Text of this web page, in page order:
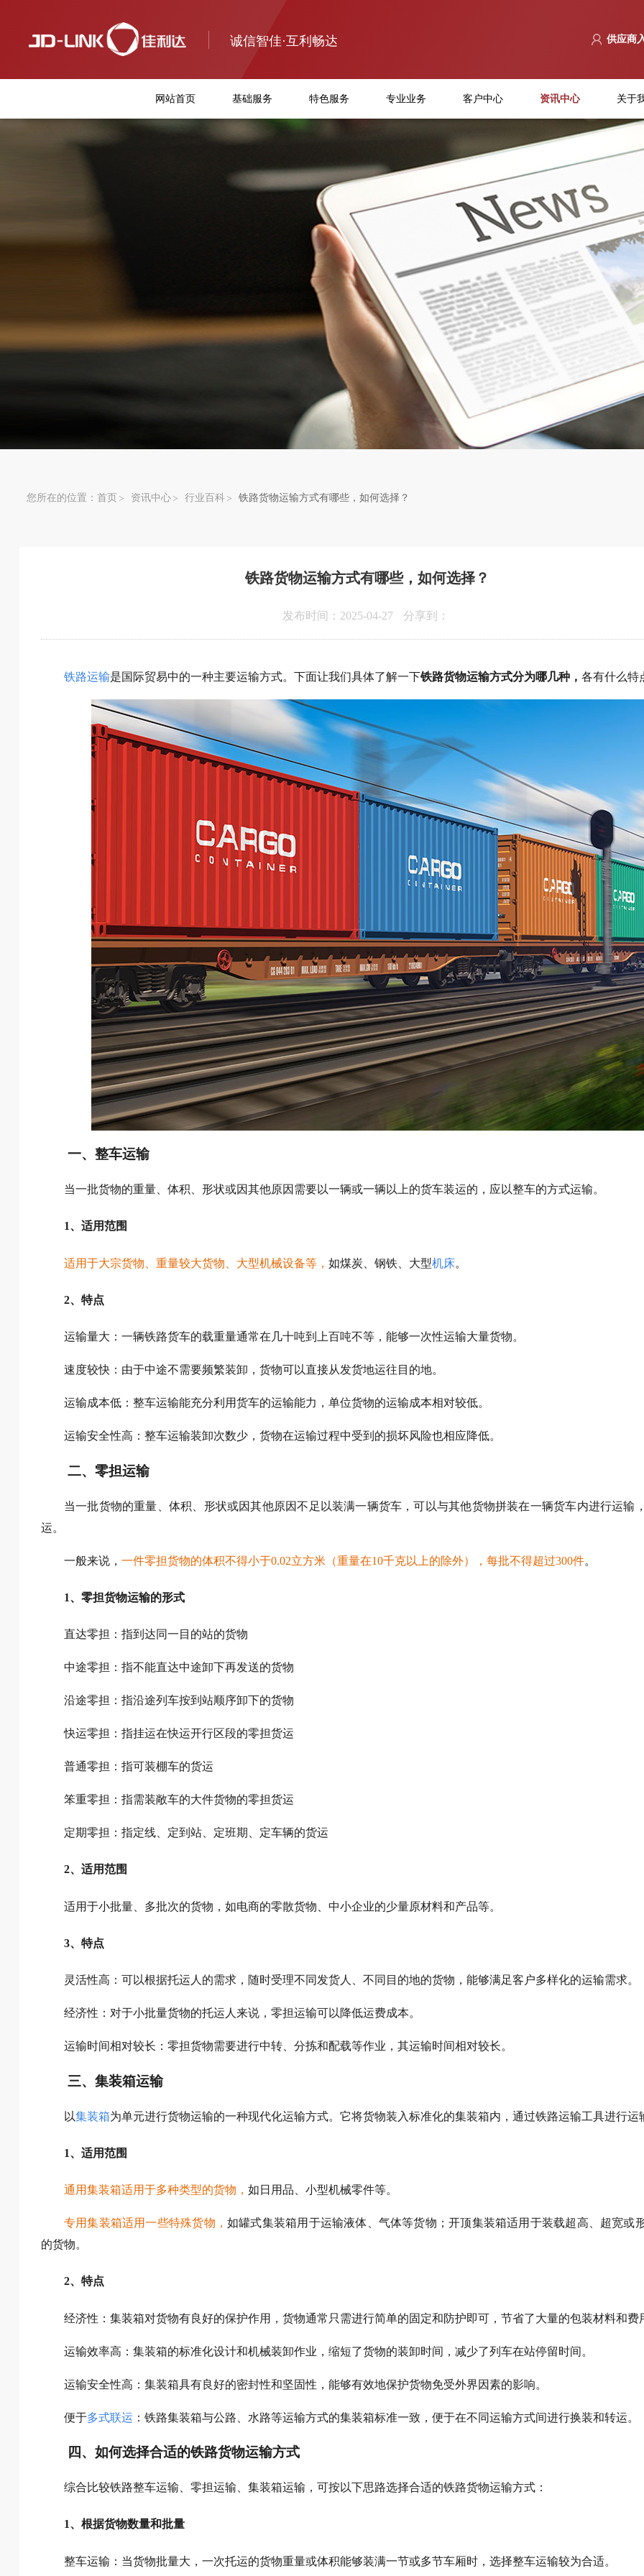
诚信智佳·互利畅达 供应商
网站首页 基础服务 特色服务 专业业务 客户中心 资讯中心 关于
您所在的位置： 首页 资讯中心 行业百科 铁路货物运输方式有哪些，如何选择？
铁路货物运输方式有哪些，如何选择？
发布时间：2025-04-27 分享到：
铁路运输是国际贸易中的一种主要运输方式。下面让我们具体了解一下铁路货物运输方式分为哪几种， 各有什么特
一、整车运输
当一批货物的重量、体积、形状或因其他原因需要以一辆或一辆以上的货车装运的，应以整车的方式运输。
1、适用范围
适用于大宗货物、重量较大货物、大型机械设备等， 如煤炭、钢铁、大型机床。
2、特点
运输量大：一辆铁路货车的载重量通常在几十吨到上百吨不等，能够一次性运输大量货物。
速度较快：由于中途不需要频繁装卸，货物可以直接从发货地运往目的地。
运输成本低：整车运输能充分利用货车的运输能力，单位货物的运输成本相对较低。
运输安全性高：整车运输装卸次数少，货物在运输过程中受到的损坏风险也相应降低。
二、零担运输
当一批货物的重量、体积、形状或因其他原因不足以装满一辆货车，可以与其他货物拼装在一辆货车内进行运输
运。
一般来说， 一件零担货物的体积不得小于0.02立方米（重量在10千克以上的除外），每批不得超过300件。
1、零担货物运输的形式
直达零担：指到达同一目的站的货物
中途零担：指不能直达中途卸下再发送的货物
沿途零担：指沿途列车按到站顺序卸下的货物
快运零担：指挂运在快运开行区段的零担货运
普通零担：指可装棚车的货运
笨重零担：指需装敞车的大件货物的零担货运
定期零担：指定线、定到站、定班期、定车辆的货运
2、适用范围
适用于小批量、多批次的货物，如电商的零散货物、中小企业的少量原材料和产品等。
3、特点
灵活性高：可以根据托运人的需求，随时受理不同发货人、不同目的地的货物，能够满足客户多样化的运输需求。
经济性：对于小批量货物的托运人来说，零担运输可以降低运费成本。
运输时间相对较长：零担货物需要进行中转、分拣和配载等作业，其运输时间相对较长。
三、集装箱运输
以集装箱为单元进行货物运输的一种现代化运输方式。它将货物装入标准化的集装箱内，通过铁路运输工具进行运
1、适用范围
通用集装箱适用于多种类型的货物， 如日用品、小型机械零件等。
专用集装箱适用一些特殊货物， 如罐式集装箱用于运输液体、气体等货物；开顶集装箱适用于装载超高、超宽或
的货物。
2、特点
经济性：集装箱对货物有良好的保护作用，货物通常只需进行简单的固定和防护即可，节省了大量的包装材料和费
运输效率高：集装箱的标准化设计和机械装卸作业，缩短了货物的装卸时间，减少了列车在站停留时间。
运输安全性高：集装箱具有良好的密封性和坚固性，能够有效地保护货物免受外界因素的影响。
便于多式联运 ：铁路集装箱与公路、水路等运输方式的集装箱标准一致，便于在不同运输方式间进行换装和转运。
四、如何选择合适的铁路货物运输方式
综合比较铁路整车运输、零担运输、集装箱运输，可按以下思路选择合适的铁路货物运输方式：
1、根据货物数量和批量
整车运输：当货物批量大，一次托运的货物重量或体积能够装满一节或多节车厢时，选择整车运输较为合适。